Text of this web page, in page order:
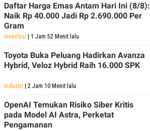
Daftar Harga Emas Antam Hari Ini (8/8):
Naik Rp 40.000 Jadi Rp 2.690.000 Per
Gram
Investasi | 1 Jam 52 Menit lalu
Toyota Buka Peluang Hadirkan Avanza
Hybrid, Veloz Hybrid Raih 16.000 SPK
Industri | 2 Jam 10 Menit lalu
OpenAI Temukan Risiko Siber Kritis
pada Model AI Astra, Perketat
Pengamanan